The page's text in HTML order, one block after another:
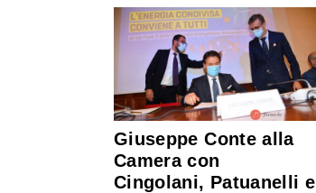
Giuseppe Conte alla
Camera con
Cingolani, Patuanelli e